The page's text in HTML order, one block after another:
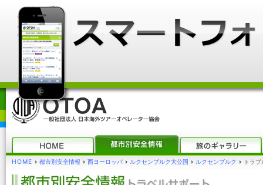
HOME › 都市別安全情報 › 西ヨーロッパ › ルクセンブルク大公国 › ルクセンブルク › トラ